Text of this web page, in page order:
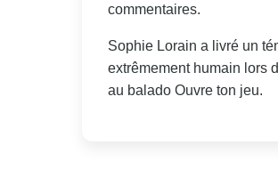
commentaires.
Sophie Lorain a livré un
extrêmement humain lors
au balado Ouvre ton jeu.